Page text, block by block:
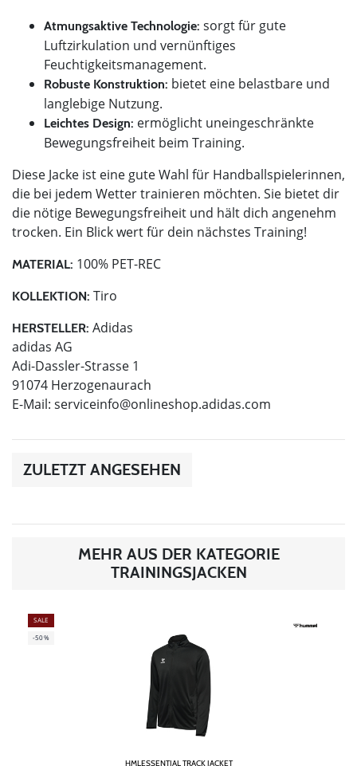
Atmungsaktive Technologie: sorgt für gute
Luftzirkulation und vernünftiges
Feuchtigkeitsmanagement.
Robuste Konstruktion: bietet eine belastbare und
langlebige Nutzung.
Leichtes Design: ermöglicht uneingeschränkte
Bewegungsfreiheit beim Training.
Diese Jacke ist eine gute Wahl für Handballspielerinnen,
die bei jedem Wetter trainieren möchten. Sie bietet dir
die nötige Bewegungsfreiheit und hält dich angenehm
trocken. Ein Blick wert für dein nächstes Training!
MATERIAL: 100% PET-REC
KOLLEKTION: Tiro
HERSTELLER: Adidas
adidas AG
Adi-Dassler-Strasse 1
91074 Herzogenaurach
E-Mail: serviceinfo@onlineshop.adidas.com
ZULETZT ANGESEHEN
MEHR AUS DER KATEGORIE
TRAININGSJACKEN
SALE
-50%
HMLESSENTIAL TRACK JACKET